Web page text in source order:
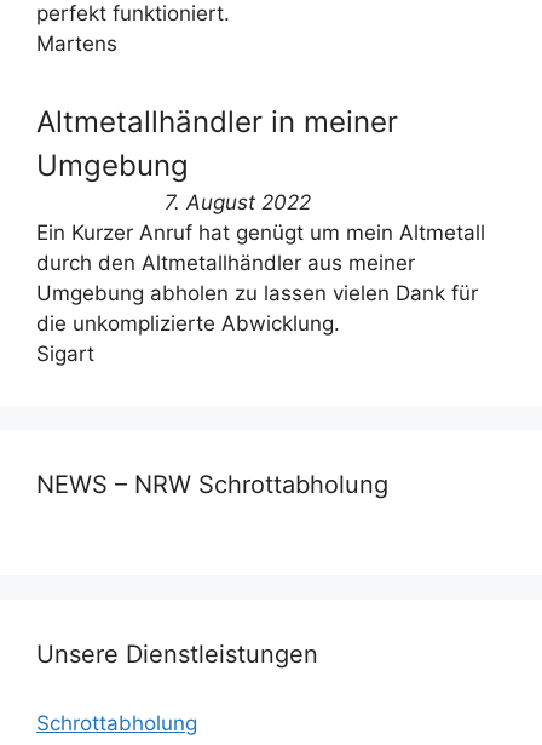
perfekt funktioniert.
Martens
Altmetallhändler in meiner
Umgebung
7. August 2022
Ein Kurzer Anruf hat genügt um mein Altmetall
durch den Altmetallhändler aus meiner
Umgebung abholen zu lassen vielen Dank für
die unkomplizierte Abwicklung.
Sigart
NEWS – NRW Schrottabholung
Unsere Dienstleistungen
Schrottabholung